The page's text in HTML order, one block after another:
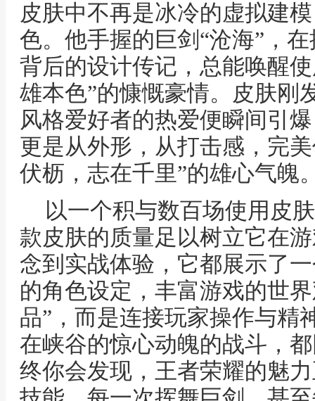
皮肤中不再是冰冷的虚拟建
色。他手握的巨剑“沧海”，
背后的设计传记，总能唤醒
雄本色”的慷慨豪情。皮肤刚
风格爱好者的热爱便瞬间引
更是从外形，从打击感，完
伏枥，志在千里”的雄心气魄
以一个积与数百场使用皮
款皮肤的质量足以树立它在
念到实战体验，它都展示了
的角色设定，丰富游戏的世
品”，而是连接玩家操作与精
在峡谷的惊心动魄的战斗，
终你会发现，王者荣耀的魅